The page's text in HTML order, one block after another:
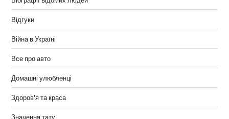
Відгуки
Війна в Україні
Все про авто
Домашні улюбленці
Здоров'я та краса
Значення тату